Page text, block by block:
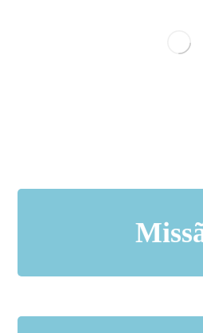
com foco nas necessidades